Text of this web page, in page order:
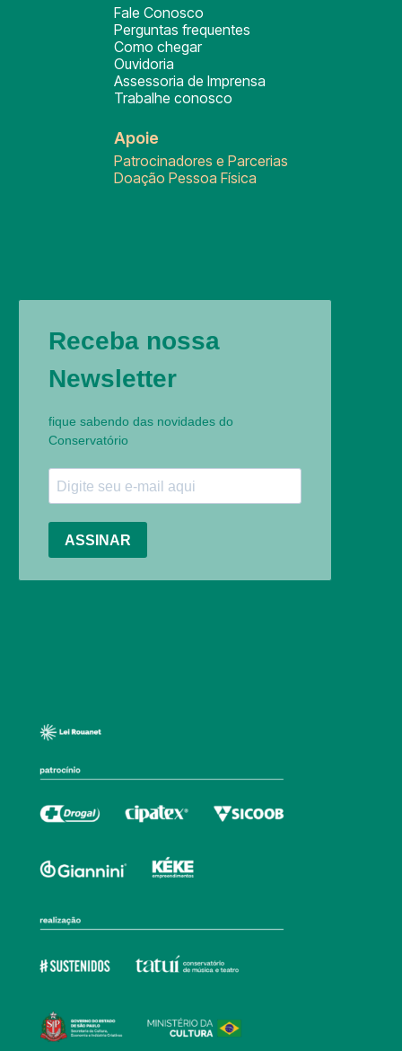
Fale Conosco
Perguntas frequentes
Como chegar
Ouvidoria
Assessoria de Imprensa
Trabalhe conosco
Apoie
Patrocinadores e Parcerias
Doação Pessoa Física